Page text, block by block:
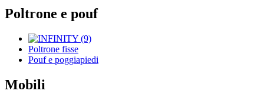
Poltrone e pouf
Poltrone fisse
Pouf e poggiapiedi
Mobili